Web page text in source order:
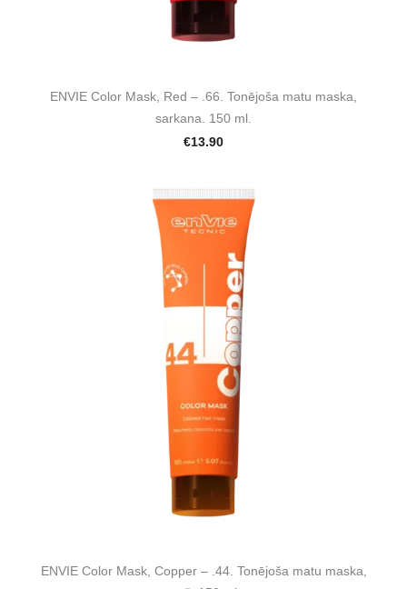
ENVIE Color Mask, Red – .66. Tonējoša matu maska,
sarkana. 150 ml.
€13.90
ENVIE Color Mask, Copper – .44. Tonējoša matu maska,